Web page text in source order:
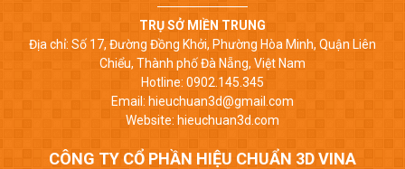
TRỤ SỞ MIỀN TRUNG
Địa chỉ: Số 17, Đường Đồng Khởi, Phường Hòa Minh, Quận Liên
Chiểu, Thành phố Đà Nẵng, Việt Nam
Hotline: 0902.145.345
Email: hieuchuan3d@gmail.com
Website: hieuchuan3d.com
CÔNG TY CỔ PHẦN HIỆU CHUẨN 3D VINA